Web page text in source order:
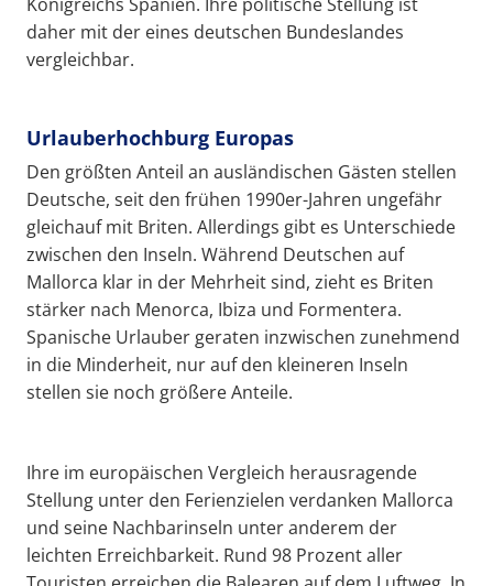
daher mit der eines deutschen Bundeslandes
vergleichbar.
Urlauberhochburg Europas
Den größten Anteil an ausländischen Gästen stellen
Deutsche, seit den frühen 1990er-Jahren ungefähr
gleichauf mit Briten. Allerdings gibt es Unterschiede
zwischen den Inseln. Während Deutschen auf
Mallorca klar in der Mehrheit sind, zieht es Briten
stärker nach Menorca, Ibiza und Formentera.
Spanische Urlauber geraten inzwischen zunehmend
in die Minderheit, nur auf den kleineren Inseln
stellen sie noch größere Anteile.
Ihre im europäischen Vergleich herausragende
Stellung unter den Ferienzielen verdanken Mallorca
und seine Nachbarinseln unter anderem der
leichten Erreichbarkeit. Rund 98 Prozent aller